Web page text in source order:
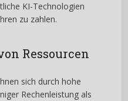
KI-Technologien
zu zahlen.
Ressourcen
sich durch hohe
Rechenleistung als